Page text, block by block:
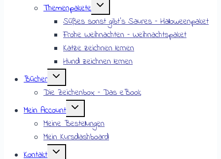
Themenpakete
Süßes sonst gibt’s Saures – Halloweenpaket
Frohe Weihnachten – Weihnachtspaket
Katze zeichnen lernen
Hund zeichnen lernen
Bücher
Die Zeichenbox – Das eBook
Mein Account
Meine Bestellungen
Mein Kursdashboard
Kontakt